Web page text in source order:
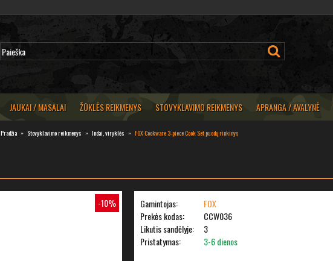
JAUKAI / MASALAI ŽŪKLĖS REIKMENYS STOVYKLAVIMO REIKMENYS APRANGA / AVALYNĖ
Pradžia Stovyklavimo reikmenys Indai, viryklės FOX Cookware 3-piece Cook Set puodų rinkinys
-10% Gamintojas:
FOX
Prekės kodas:
CCW036
Likutis sandėlyje:
3
Pristatymas:
3-6 dienos